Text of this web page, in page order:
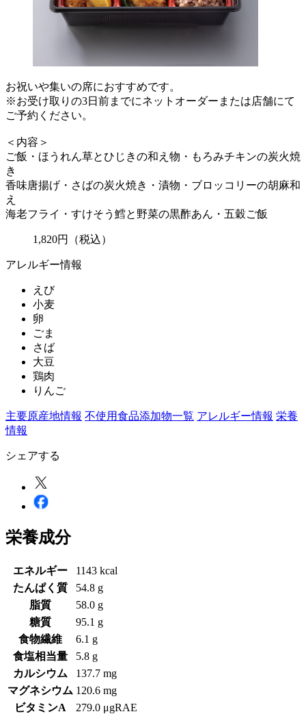
お祝いや集いの席におすすめです。
※お受け取りの3日前までにネットオーダーまたは店舗にて
ご予約ください。
＜内容＞
ご飯・ほうれん草とひじきの和え物・もろみチキンの炭火焼
き
香味唐揚げ・さばの炭火焼き・漬物・ブロッコリーの胡麻和
え
海老フライ・すけそう鱈と野菜の黒酢あん・五穀ご飯
1,820円 （税込）
アレルギー情報
えび
小麦
卵
ごま
さば
大豆
鶏肉
りんご
主要原産地情報 不使用食品添加物一覧 アレルギー情報 栄養
情報
シェアする
栄養成分
エネルギー
1143 kcal
たんぱく質
54.8 g
脂質
58.0 g
糖質
95.1 g
食物繊維
6.1 g
食塩相当量
5.8 g
カルシウム
137.7 mg
マグネシウム 120.6 mg
ビタミンA
279.0 μgRAE